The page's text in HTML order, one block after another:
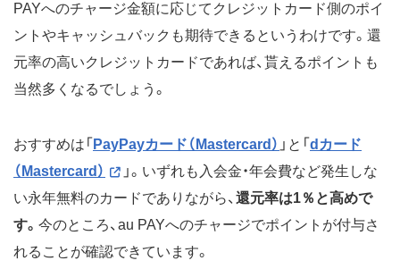
PAYへのチャージ金額に応じてクレジットカード側のポイ
ントやキャッシュバックも期待できるというわけです。還
元率の高いクレジットカードであれば、貰えるポイントも
当然多くなるでしょう。
おすすめは「 PayPayカード（Mastercard） 」と「 dカード
（Mastercard）
」。いずれも入会金・年会費など発生しな
い永年無料のカードでありながら、 還元率は1％と高めで
す。 今のところ、au PAYへのチャージでポイントが付与さ
れることが確認できています。